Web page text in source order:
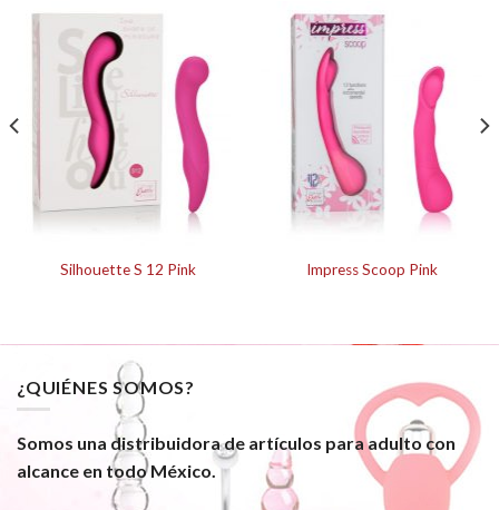
Silhouette S 12 Pink Impress Scoop Pink
¿QUIÉNES SOMOS?
Somos una distribuidora de artículos para adulto con
alcance en todo México.